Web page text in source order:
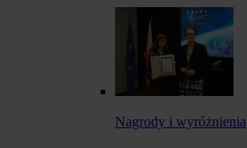
Nagrody i wyróżnienia